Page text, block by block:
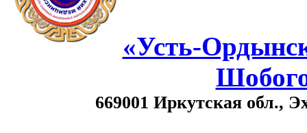
«Усть-
669001 Иркутская обл.,